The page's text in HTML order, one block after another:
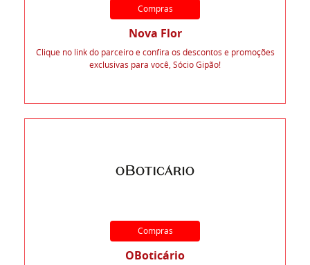
Compras
Nova Flor
Clique no link do parceiro e confira os descontos e promoções
exclusivas para você, Sócio Gipão!
Compras
OBoticário